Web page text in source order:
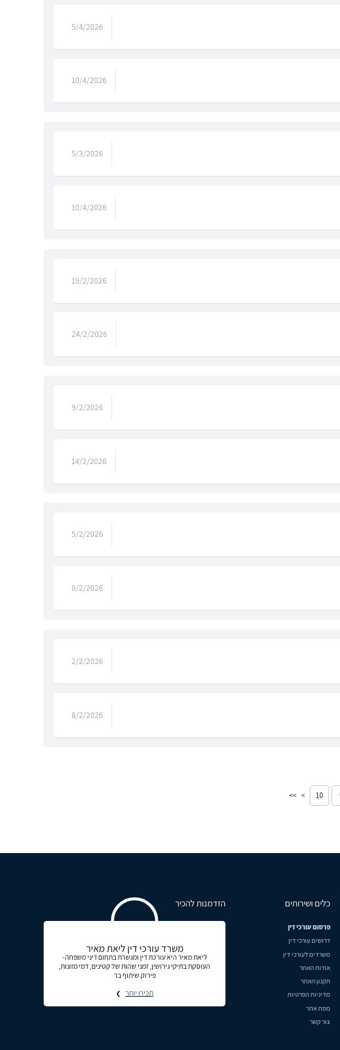
5/4/2026
10/4/2026
5/3/2026
10/4/2026
19/2/2026
24/2/2026
9/2/2026
14/2/2026
5/2/2026
8/2/2026
2/2/2026
8/2/2026
10
כלים ושירותים
פרסום עורכי דין
דרושים עורכי דין
משרדים לעורכי דין
אודות האתר
תקנון האתר
מדיניות הפרטיות
מפת אתר
צור קשר
הזדמנות להכיר
משרד עורכי דין ליאת מאיר
ליאת מאיר היא עורכת דין ומגשרת בתחום דיני משפחה-
העוסקת בתיקי גירושין, זמני שהות של קטינים, דמי מזונות,
פירוק שיתוף בר
תכירו יותר